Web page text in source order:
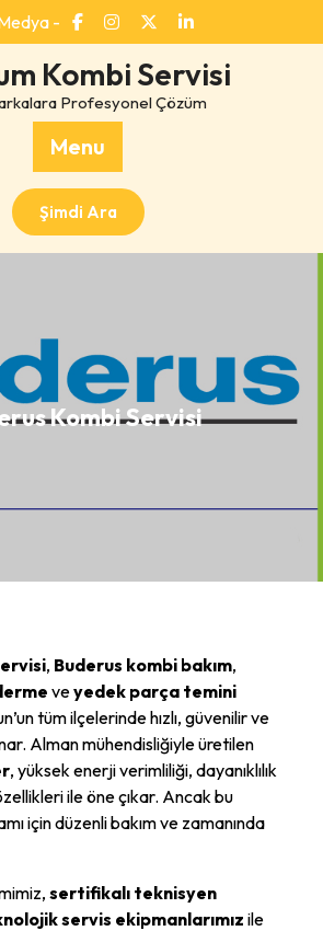
-
Kombi Servisi
Profesyonel Çözüm
Menu
Şimdi Ara
Kombi Servisi
, Buderus kombi bakım,
veyedek parça temini
tüm ilçelerinde hızlı, güvenilir ve
Alman mühendisliğiyle üretilen
, yüksek enerji verimliliği, dayanıklılık
ile öne çıkar. Ancak bu
için düzenli bakım ve zamanında
sertifikalı teknisyen
servis ekipmanlarımız ile